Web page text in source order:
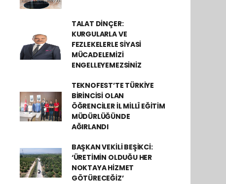
TALAT DİNÇER:
KURGULARLA VE
FEZLEKELERLE SİYASİ
MÜCADELEMİZİ
ENGELLEYEMEZSİNİZ
TEKNOFEST’TE TÜRKİYE
BİRİNCİSİ OLAN
ÖĞRENCİLER İL MİLLÎ EĞİTİM
MÜDÜRLÜĞÜNDE
AĞIRLANDI
BAŞKAN VEKİLİ BEŞİKCİ:
‘ÜRETİMİN OLDUĞU HER
NOKTAYA HİZMET
GÖTÜRECEĞİZ’